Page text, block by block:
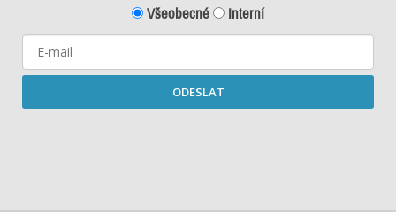
Všeobecné
Interní
ODESLAT